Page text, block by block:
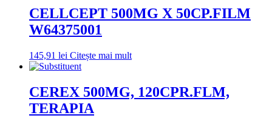
CELLCEPT 500MG X 50CP.FILM
W64375001
145,91 lei Citește mai mult
CEREX 500MG, 120CPR.FLM,
TERAPIA